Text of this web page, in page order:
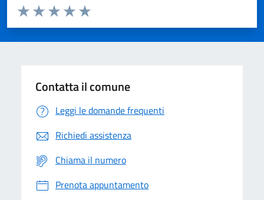
Domanda
Valuta da 1 a 5 stelle la pagina
Valuta 5 stelle su 5
Valuta 4 stelle su 5
Valuta 3 stelle su 5
Valuta 2 stelle su 5
Valuta 1 stelle su 5
Contatta il comune
Leggi le domande frequenti
Richiedi assistenza
Chiama il numero
Prenota appuntamento